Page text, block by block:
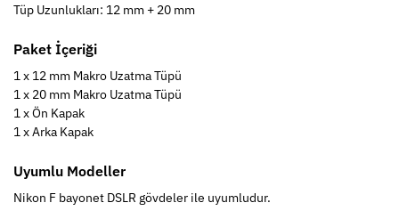
Tüp Uzunlukları: 12 mm + 20 mm
Paket İçeriği
1 x 12 mm Makro Uzatma Tüpü
1 x 20 mm Makro Uzatma Tüpü
1 x Ön Kapak
1 x Arka Kapak
Uyumlu Modeller
Nikon F bayonet DSLR gövdeler ile uyumludur.